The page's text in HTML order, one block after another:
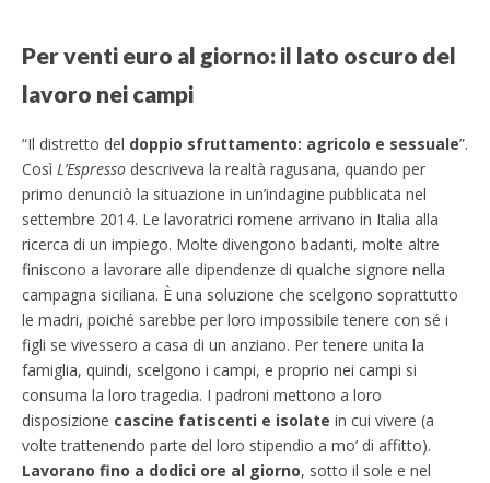
Per venti euro al giorno: il lato oscuro del
lavoro nei campi
“Il distretto del doppio sfruttamento: agricolo e sessuale”.
Così L’Espresso descriveva la realtà ragusana, quando per
primo denunciò la situazione in un’indagine pubblicata nel
settembre 2014. Le lavoratrici romene arrivano in Italia alla
ricerca di un impiego. Molte divengono badanti, molte altre
finiscono a lavorare alle dipendenze di qualche signore nella
campagna siciliana. È una soluzione che scelgono soprattutto
le madri, poiché sarebbe per loro impossibile tenere con sé i
figli se vivessero a casa di un anziano. Per tenere unita la
famiglia, quindi, scelgono i campi, e proprio nei campi si
consuma la loro tragedia. I padroni mettono a loro
disposizione cascine fatiscenti e isolate in cui vivere (a
volte trattenendo parte del loro stipendio a mo’ di affitto).
Lavorano fino a dodici ore al giorno, sotto il sole e nel